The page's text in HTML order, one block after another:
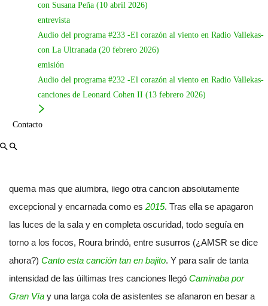
con Susana Peña (10 abril 2026)
entrevista
Audio del programa #233 -El corazón al viento en Radio Vallekas-
con La Ultranada (20 febrero 2026)
emisión
Audio del programa #232 -El corazón al viento en Radio Vallekas-
canciones de Leonard Cohen II (13 febrero 2026)
Contacto
me pareces fantástica, la incompatibilidad es solo onomástica.
[…] Porque Ana es el nombre de mi madre y de mi hermana, y
me siento sucio al pronunciarlo en la cama»). Sin salir del amor
cantóDafne
palabras con grupos silábicos con diptongo, yMis peces.
la canción, no sé si definirla como joya o como obra maestra,
quema más que alumbra, llegó otra canción absolutamente
excepcional y encarnada como es 2015. Tras ella se apagaron
las luces de la sala y en completa oscuridad, todo seguía en
torno a los focos, Roura brindó, entre susurros (¿AMSR se dice
ahora?) Canto esta canción tan en bajito. Y para salir de tanta
intensidad de las úiltimas tres canciones llegó Caminaba por
Gran Vía y una larga cola de asistentes se afanaron en besar a